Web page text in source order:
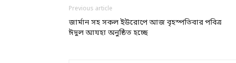
Previous article
জার্মান সহ সকল ইউরোপে আজ বৃহস্পতিবার পবিত্র
ঈদুল আযহা অনুষ্ঠিত হচ্ছে